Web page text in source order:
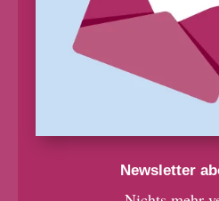
Newsletter